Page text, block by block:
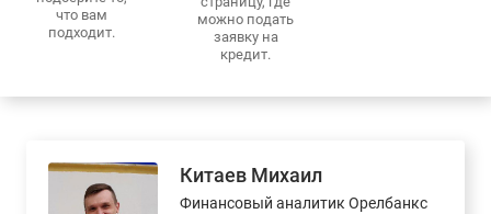
что вам
подходит.
можно подать
заявку на
кредит.
Китаев Михаил
Финансовый аналитик Орелбанкс